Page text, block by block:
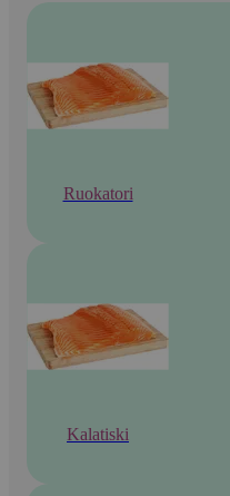
Ruokatori
Kalatiski